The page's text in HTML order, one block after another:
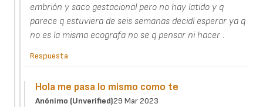
embrión y saco gestacional pero no hay latido y q
parece q estuviera de seis semanas decidí esperar ya q
no es la misma ecografa no se q pensar ni hacer .
Respuesta
Hola me pasa lo mismo como te
Anónimo (unverified)29 Mar 2023